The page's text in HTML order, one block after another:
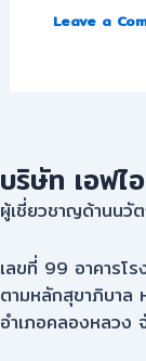
Leave a
บริษัท เอฟไ
ผู้เชี่ยวชาญด้านนวั
เลขที่ 99 อาคารโ
ตามหลักสุขาภิบาล
อําเภอคลองหลวง